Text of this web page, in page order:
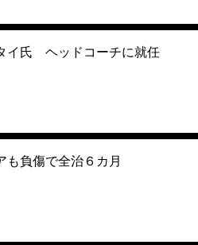
イ氏 ヘッドコーチに就任
負傷で全治６カ月